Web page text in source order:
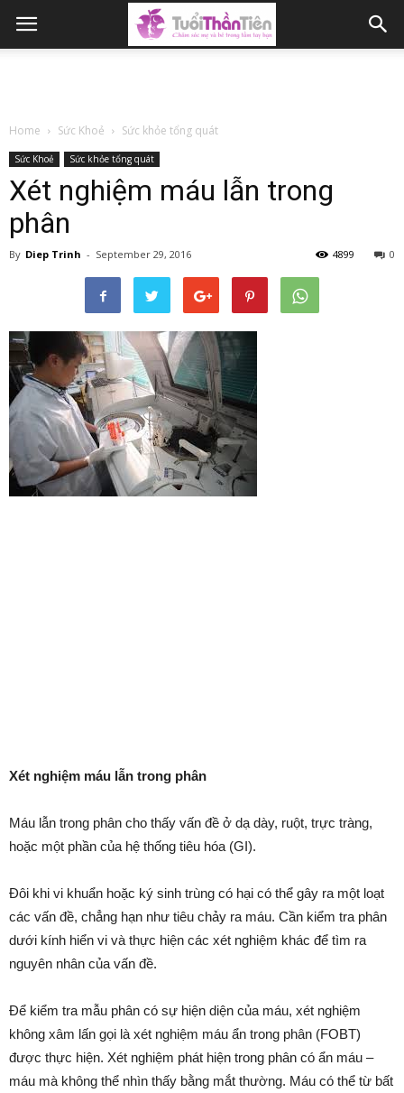
Home Sức Khoẻ Sức khỏe tổng quát
Sức Khoẻ Sức khỏe tổng quát
Xét nghiệm máu lẫn trong
phân
By Diep Trinh - September 29, 2016 0
4899
Xét nghiệm máu lẫn trong phân
Máu lẫn trong phân cho thấy vấn đề ở dạ dày, ruột, trực tràng,
hoặc một phần của hệ thống tiêu hóa (GI).
Đôi khi vi khuẩn hoặc ký sinh trùng có hại có thể gây ra một loạt
các vấn đề, chẳng hạn như tiêu chảy ra máu. Cần kiểm tra phân
dưới kính hiển vi và thực hiện các xét nghiệm khác để tìm ra
nguyên nhân của vấn đề.
Để kiểm tra mẫu phân có sự hiện diện của máu, xét nghiệm
không xâm lấn gọi là xét nghiệm máu ẩn trong phân (FOBT)
được thực hiện. Xét nghiệm phát hiện trong phân có ẩn máu –
máu mà không thể nhìn thấy bằng mắt thường. Máu có thể từ bất